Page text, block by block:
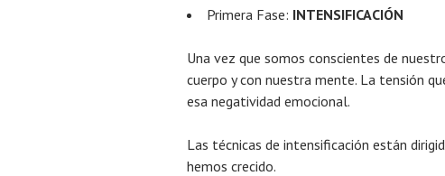
Primera Fase: INTENSIFICACIÓN
Una vez que somos conscientes de
cuerpo y con nuestra mente. La tensión
esa negatividad emocional.
Las técnicas de intensificación están
hemos crecido.